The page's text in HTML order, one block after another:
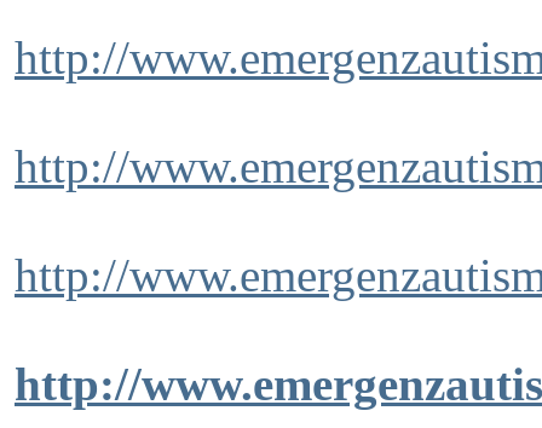
http://
http://
http://
http://